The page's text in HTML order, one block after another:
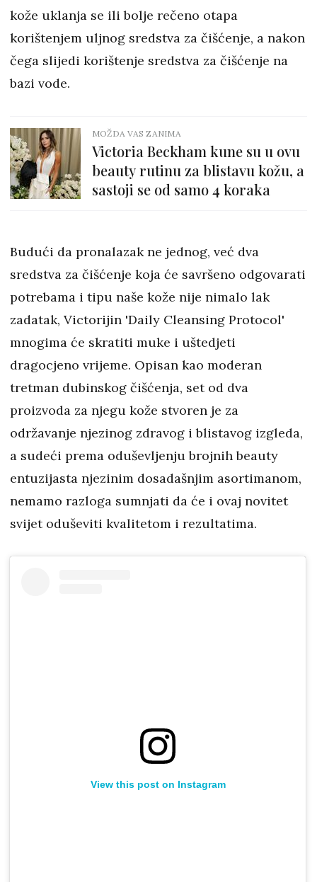
kože uklanja se ili bolje rečeno otapa
korištenjem uljnog sredstva za čišćenje, a nakon
čega slijedi korištenje sredstva za čišćenje na
bazi vode.
MOŽDA VAS ZANIMA
Victoria Beckham kune su u ovu
beauty rutinu za blistavu kožu, a
sastoji se od samo 4 koraka
Budući da pronalazak ne jednog, već dva
sredstva za čišćenje koja će savršeno odgovarati
potrebama i tipu naše kože nije nimalo lak
zadatak, Victorijin 'Daily Cleansing Protocol'
mnogima će skratiti muke i uštedjeti
dragocjeno vrijeme. Opisan kao moderan
tretman dubinskog čišćenja, set od dva
proizvoda za njegu kože stvoren je za
održavanje njezinog zdravog i blistavog izgleda,
a sudeći prema oduševljenju brojnih beauty
entuzijasta njezinim dosadašnjim asortimanom,
nemamo razloga sumnjati da će i ovaj novitet
svijet oduševiti kvalitetom i rezultatima.
View this post on Instagram